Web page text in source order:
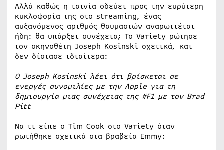
Αλλά καθώς η ταινία οδεύει προς την ευρύτερη
κυκλοφορία της στο streaming, ένας
αυξανόμενος αριθμός θαυμαστών αναρωτιέται
ήδη: θα υπάρξει συνέχεια; Το Variety ρώτησε
τον σκηνοθέτη Joseph Kosinski σχετικά, και
δεν δίστασε ιδιαίτερα:
Ο Joseph Kosinski λέει ότι βρίσκεται σε
ενεργές συνομιλίες με την Apple για τη
δημιουργία μιας συνέχειας της #F1 με τον Brad
Pitt
Να τι είπε ο Tim Cook στο Variety όταν
ρωτήθηκε σχετικά στα βραβεία Emmy: